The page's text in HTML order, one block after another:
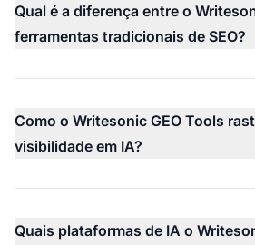
Qual é a diferença entre o
ferramentas tradicionais de SEO?
Como o Writesonic GEO Tools
visibilidade em IA?
Quais plataformas de IA o